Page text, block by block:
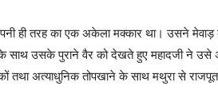
ही तरह का एक अकेला मक्कार था। उसने
के साथ उसके पुराने वैर को देखते हुए महादजी ने उसे
तथा अत्याधुनिक तोपखाने के साथ मथुरा से